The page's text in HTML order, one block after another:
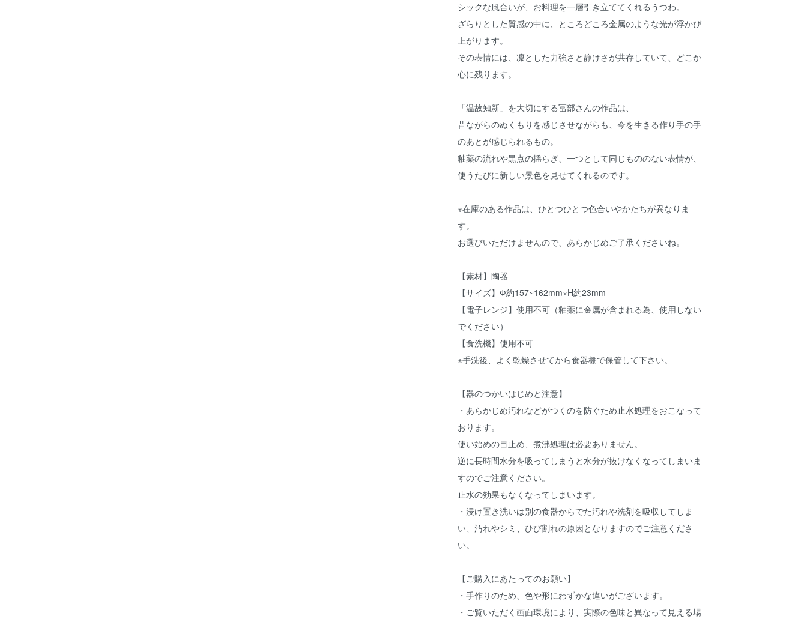
シックな風合いが、お料理を一層引き立ててくれるうつわ。
ざらりとした質感の中に、ところどころ金属のような光が浮かび
上がります。
その表情には、凛とした力強さと静けさが共存していて、どこか
心に残ります。
「温故知新」を大切にする冨部さんの作品は、
昔ながらのぬくもりを感じさせながらも、今を生きる作り手の手
のあとが感じられるもの。
釉薬の流れや黒点の揺らぎ、一つとして同じもののない表情が、
使うたびに新しい景色を見せてくれるのです。
※在庫のある作品は、ひとつひとつ色合いやかたちが異なりま
す。
お選びいただけませんので、あらかじめご了承くださいね。
【素材】陶器
【サイズ】Ф約157~162mm×H約23mm
【電子レンジ】使用不可（釉薬に金属が含まれる為、使用しない
でください）
【食洗機】使用不可
※手洗後、よく乾燥させてから食器棚で保管して下さい。
【器のつかいはじめと注意】
・あらかじめ汚れなどがつくのを防ぐため止水処理をおこなって
おります。
使い始めの目止め、煮沸処理は必要ありません。
逆に長時間水分を吸ってしまうと水分が抜けなくなってしまいま
すのでご注意ください。
止水の効果もなくなってしまいます。
・浸け置き洗いは別の食器からでた汚れや洗剤を吸収してしま
い、汚れやシミ、ひび割れの原因となりますのでご注意くださ
い。
【ご購入にあたってのお願い】
・手作りのため、色や形にわずかな違いがございます。
・ご覧いただく画面環境により、実際の色味と異なって見える場